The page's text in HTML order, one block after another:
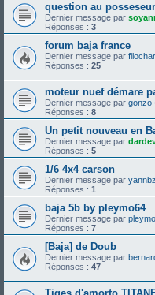
question au
Dernier message par
Réponses : 3
forum baja france
Dernier message par
Réponses : 25
moteur nuef démare
Dernier message par gonzo
Réponses : 8
Un petit nouveau en
Dernier message par
Réponses : 5
1/6 4x4 carson
Dernier message par
Réponses : 1
baja 5b by pleymo64
Dernier message par
Réponses : 7
[Baja] de Doub
Dernier message par
Réponses : 47